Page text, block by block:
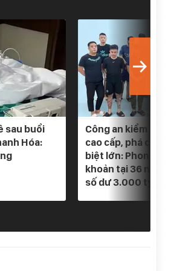
sau buổi
Hóa:
Công an kiểm tra 5
cao cấp, phá
biệt lớn: Phong tỏa
khoản tại 36 ngân
số dư 3.000 tỷ